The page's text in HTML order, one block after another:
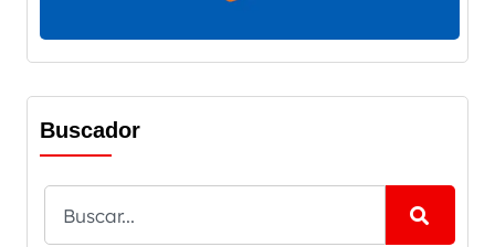
Buscador